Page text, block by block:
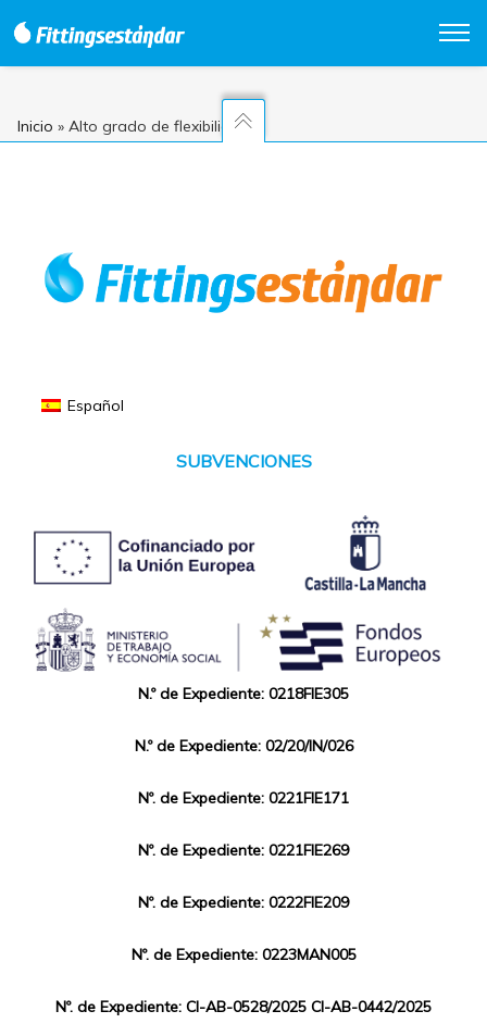
Inicio » Alto grado de flexibilidad
Español
SUBVENCIONES
N.º de Expediente: 0218FIE305
N.º de Expediente: 02/20/IN/026
Nº. de Expediente: 0221FIE171
Nº. de Expediente: 0221FIE269
Nº. de Expediente: 0222FIE209
Nº. de Expediente: 0223MAN005
Nº. de Expediente: CI-AB-0528/2025 CI-AB-0442/2025